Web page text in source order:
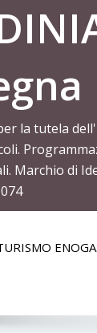
la tutela
Marchio di